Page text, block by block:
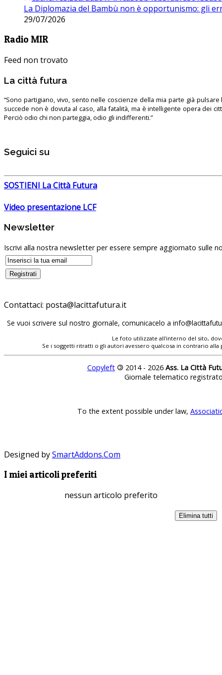
La Diplomazia del Bambù non è opportunismo: gli
29/07/2026
Radio MIR
Feed non trovato
La città futura
“Sono partigiano, vivo, sento nelle coscienze della mia parte già pulsare
succede non è dovuta al caso, alla fatalità, ma è intelligente opera dei
Perciò odio chi non parteggia, odio gli indifferenti.”
Seguici su
SOSTIENI La Città Futura
Video presentazione LCF
Newsletter
Iscrivi alla nostra newsletter per essere sempre aggiornato sulle
Contattaci:
Se vuoi scrivere sul nostro giornale, comunicacelo a
Le foto utilizzate all'interno del sito,
Se i soggetti ritratti o gli autori avessero qualcosa in contrario
Copyleft © 2014 - 2026 Ass. La Città
Giornale telematico
To the extent possible under law,
Designed bySmartAddons.Com
I miei articoli preferiti
nessun articolo preferito